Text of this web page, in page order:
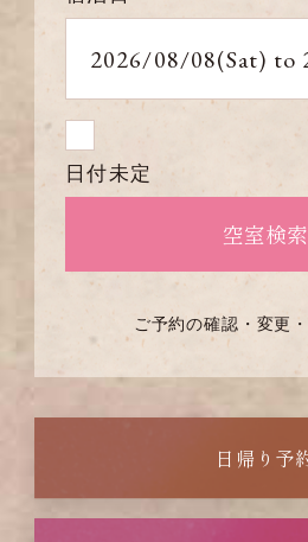
日付未定
ご予約の確認・変更
日帰り予